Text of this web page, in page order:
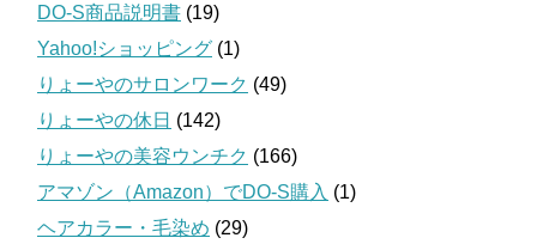
DO-S商品説明書 (19)
Yahoo!ショッピング (1)
りょーやのサロンワーク (49)
りょーやの休日 (142)
りょーやの美容ウンチク (166)
アマゾン（Amazon）でDO-S購入 (1)
ヘアカラー・毛染め (29)